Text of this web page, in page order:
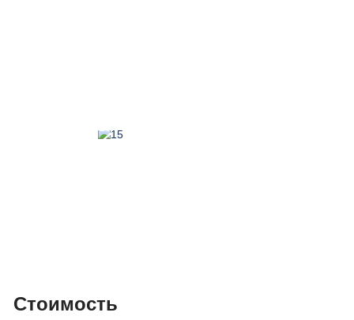
Стоимость